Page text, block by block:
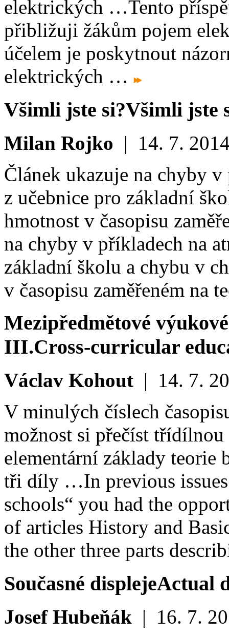
elektrických …Tento
přibližuji žákům pojem
účelem je poskytnout
elektrických …
Všimli jste si?Všimli jste
Milan Rojko | 14. 7.
Článek ukazuje na chyby
z učebnice pro základní
hmotnost v časopisu
na chyby v příkladech na
základní školu a chybu v
v časopisu zaměřeném na
Mezipředmětové
III.Cross-curricular
Václav Kohout | 14. 7.
V minulých číslech
možnost si přečíst
elementární základy teorie
tři díly …In previous
schools“ you had the
of articles History and
the other three parts
Současné displejeActual
Josef Hubeňák | 16. 7.